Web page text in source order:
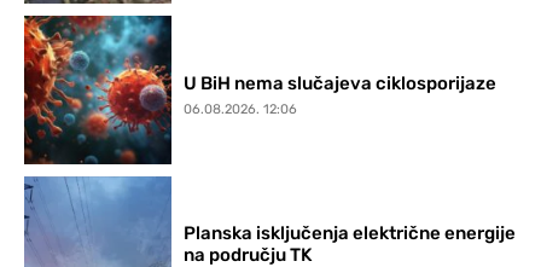
U BiH nema slučajeva ciklosporijaze
06.08.2026. 12:06
Planska isključenja električne energije
na području TK